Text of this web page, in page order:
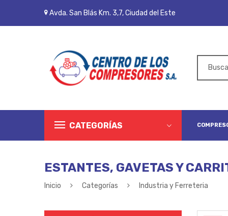
Avda. San Blás Km. 3,7, Ciudad del Este
CATEGORÍAS
ESTANTES, GAVETAS Y
Inicio Categorías Industria y Ferreteria